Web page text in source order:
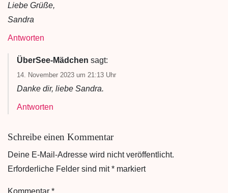
Liebe Grüße,
Sandra
Antworten
ÜberSee-Mädchen sagt:
14. November 2023 um 21:13 Uhr
Danke dir, liebe Sandra.
Antworten
Schreibe einen Kommentar
Deine E-Mail-Adresse wird nicht veröffentlicht.
Erforderliche Felder sind mit* markiert
Kommentar *